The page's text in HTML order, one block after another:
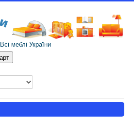
Всі меблі України